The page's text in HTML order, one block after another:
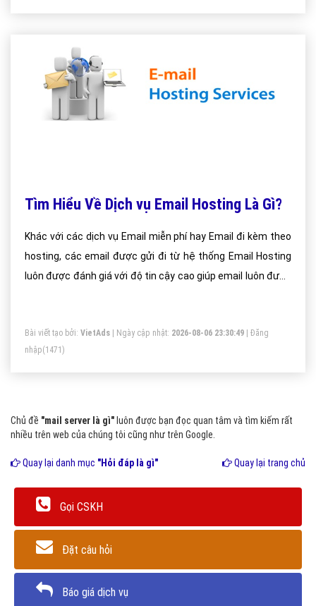
Tìm Hiểu Về Dịch vụ Email Hosting Là Gì?
Khác với các dịch vụ Email miễn phí hay Email đi kèm theo
hosting, các email được gửi đi từ hệ thống Email Hosting
luôn được đánh giá với độ tin cậy cao giúp email luôn được
Bài viết tạo bởi: VietAds | Ngày cập nhật: 2026-08-06 23:30:49
Đăng
nhập(1471)
Chủ đề "mail server là gì" luôn được bạn đọc quan tâm và tìm kiếm rất
nhiều trên web của chúng tôi cũng như trên Google.
Quay lại danh mục "Hỏi đáp là gì" Quay lại trang chủ
Gọi CSKH
Đặt câu hỏi
Báo giá dịch vụ